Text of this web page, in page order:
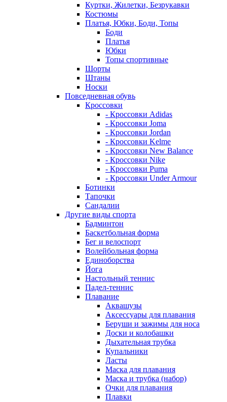
Куртки, Жилетки, Безрукавки
Костюмы
Платья, Юбки, Боди, Топы
Боди
Платья
Юбки
Топы спортивные
Шорты
Штаны
Носки
Повседневная обувь
Кроссовки
- Кроссовки Adidas
- Кроссовки Joma
- Кроссовки Jordan
- Кроссовки Kelme
- Кроссовки New Balance
- Кроссовки Nike
- Кроссовки Puma
- Кроссовки Under Armour
Ботинки
Тапочки
Сандалии
Другие виды спорта
Бадминтон
Баскетбольная форма
Бег и велоспорт
Волейбольная форма
Единоборства
Йога
Настольный теннис
Падел-теннис
Плавание
Аквашузы
Аксессуары для плавания
Беруши и зажимы для носа
Доски и колобашки
Дыхательная трубка
Купальники
Ласты
Маска для плавания
Маска и трубка (набор)
Очки для плавания
Плавки